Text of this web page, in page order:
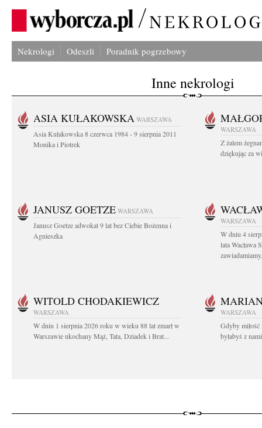
Nekrologi Odeszli Poradnik pogrzebowy
Inne nekrologi
ASIA KUŁAKOWSKA WARSZAWA
Asia Kułakowska 8 czerwca 1984 - 9 sierpnia 2011
Monika i Piotrek
WARSZAWA
Z żalem
dziękując za
JANUSZ GOETZE WARSZAWA
Janusz Goetze adwokat 9 lat bez Ciebie Bożenna i
Agnieszka
WARSZAWA
W dniu 4
lata Wacława
WITOLD CHODAKIEWICZ
WARSZAWA
W dniu 1 sierpnia 2026 roku w wieku 88 lat zmarł w
Warszawie ukochany Mąż, Tata, Dziadek i Brat...
WARSZAWA
Gdyby miłość
byłabyś z